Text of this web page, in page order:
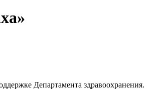
Департамента здравоохранения.